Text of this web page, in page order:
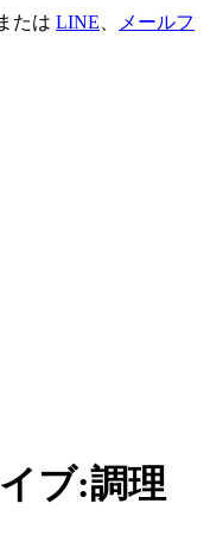
たは LINE
メールフ
ブ:調理